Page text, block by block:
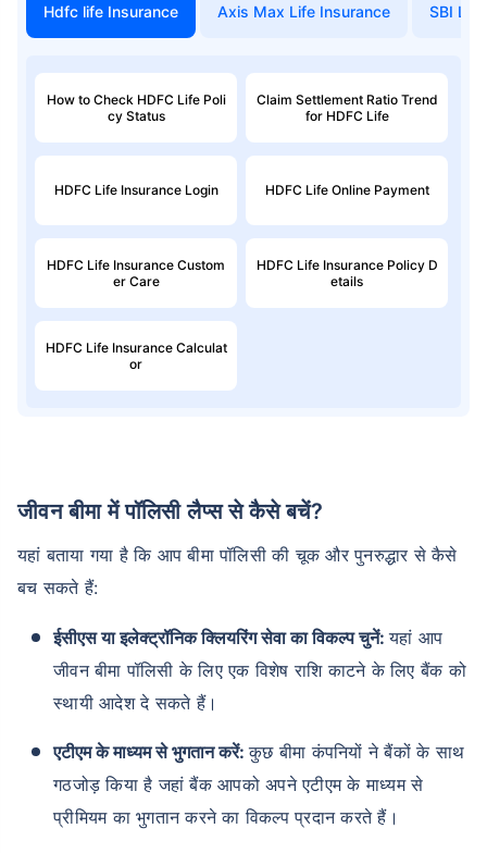
Hdfc life Insurance Axis Max Life Insurance SBI
How to Check HDFC Life Poli
cy Status
Claim Settlement Ratio Trend
for HDFC Life
HDFC Life Insurance Login HDFC Life Online Payment
HDFC Life Insurance Custom
er Care
HDFC Life Insurance Policy D
etails
HDFC Life Insurance Calculat
or
जीवन बीमा में पॉलिसी लैप्स से कैसे बचें?
यहां बताया गया है कि आप बीमा पॉलिसी की चूक और पुनरुद्धार से कैसे
बच सकते हैं:
ईसीएस या इलेक्ट्रॉनिक क्लियरिंग सेवा का विकल्प चुनें:यहां आप
जीवन बीमा पॉलिसी के लिए एक विशेष राशि काटने के लिए बैंक को
स्थायी आदेश दे सकते हैं।
एटीएम के माध्यम से भुगतान करें:कुछ बीमा कंपनियों ने बैंकों के साथ
गठजोड़ किया है जहां बैंक आपको अपने एटीएम के माध्यम से
प्रीमियम का भुगतान करने का विकल्प प्रदान करते हैं।